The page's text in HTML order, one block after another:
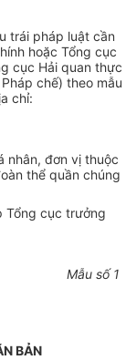
trái pháp luật cần
hoặc Tổng cục
cục Hải quan thực
chế) theo mẫu
chỉ:
nhân, đơn vị thuộc
thể quần chúng
Tổng cục trưởng
Mẫu số1
BẢN